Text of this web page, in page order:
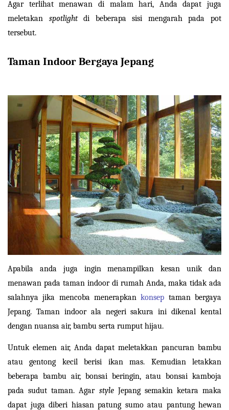
Agar terlihat menawan di malam hari, Anda dapat juga
meletakan spotlight di beberapa sisi mengarah pada pot
tersebut.
Taman Indoor Bergaya Jepang
Apabila anda juga ingin menampilkan kesan unik dan
menawan pada taman indoor di rumah Anda, maka tidak ada
salahnya jika mencoba menerapkan konsep taman bergaya
Jepang. Taman indoor ala negeri sakura ini dikenal kental
dengan nuansa air, bambu serta rumput hijau.
Untuk elemen air, Anda dapat meletakkan pancuran bambu
atau gentong kecil berisi ikan mas. Kemudian letakkan
beberapa bambu air, bonsai beringin, atau bonsai kamboja
pada sudut taman. Agar style Jepang semakin ketara maka
dapat juga diberi hiasan patung sumo atau pantung hewan